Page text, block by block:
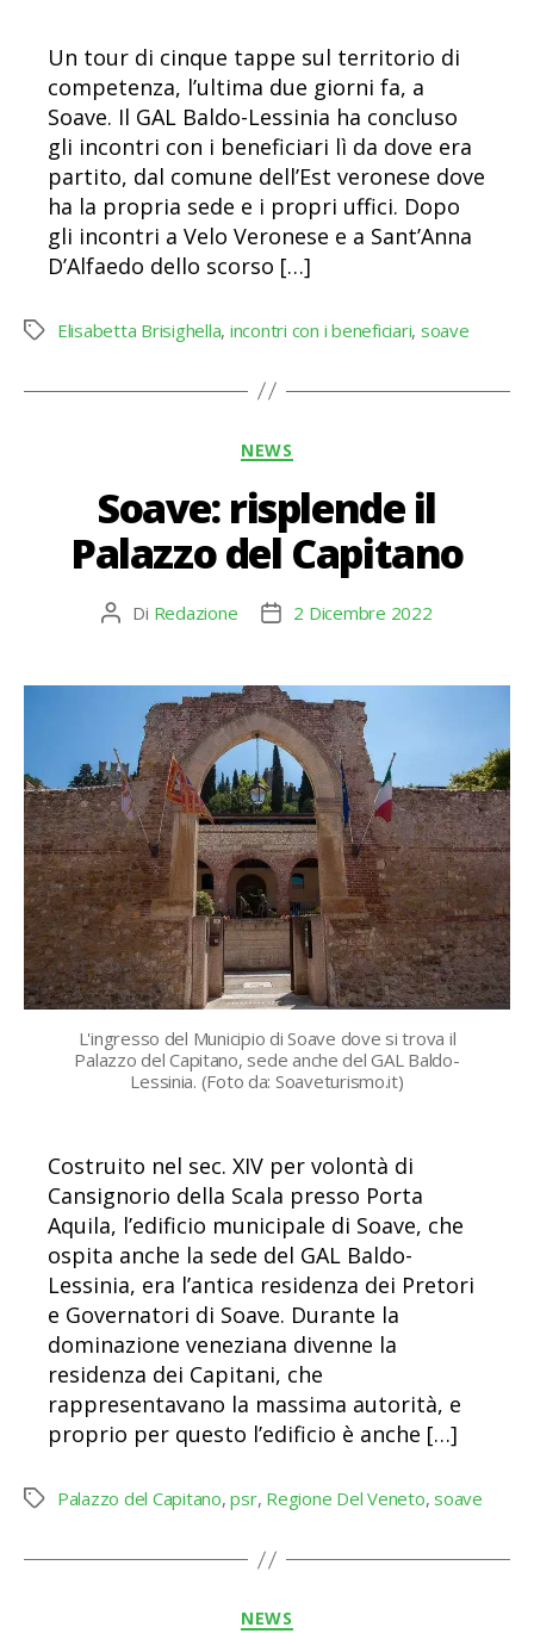
Un tour di cinque tappe sul territorio di
competenza, l’ultima due giorni fa, a
Soave. Il GAL Baldo-Lessinia ha concluso
gli incontri con i beneficiari lì da dove era
partito, dal comune dell’Est veronese dove
ha la propria sede e i propri uffici. Dopo
gli incontri a Velo Veronese e a Sant’Anna
D’Alfaedo dello scorso […]
Tag Elisabetta Brisighella, incontri con i beneficiari, soave
Categorie
NEWS
Soave: risplende il
Palazzo del Capitano
Autore
Di Redazione
Data2 Dicembre 2022
L'ingresso del Municipio di Soave dove si trova il
Palazzo del Capitano, sede anche del GAL Baldo-
Lessinia. (Foto da: Soaveturismo.it)
Costruito nel sec. XIV per volontà di
Cansignorio della Scala presso Porta
Aquila, l’edificio municipale di Soave, che
ospita anche la sede del GAL Baldo-
Lessinia, era l’antica residenza dei Pretori
e Governatori di Soave. Durante la
dominazione veneziana divenne la
residenza dei Capitani, che
rappresentavano la massima autorità, e
proprio per questo l’edificio è anche […]
Tag Palazzo del Capitano,psr, Regione Del Veneto,soave
Categorie
NEWS